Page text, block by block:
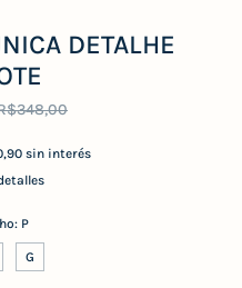
DETALHE
sin interés
P
G